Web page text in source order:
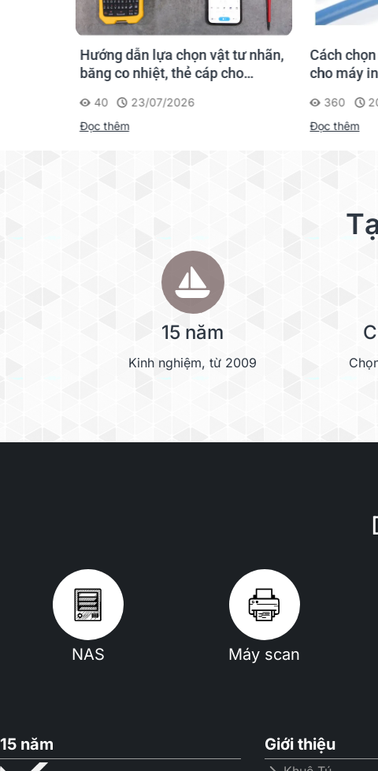
Hướng dẫn lựa chọn vật tư nhãn,
băng co nhiệt, thẻ cáp cho
40
23/07/2026
Đọc thêm
Cách
cho máy
360
Đọc thêm
15 năm
Kinh nghiệm, từ 2009
NAS Máy scan
15 năm Giới thiệu